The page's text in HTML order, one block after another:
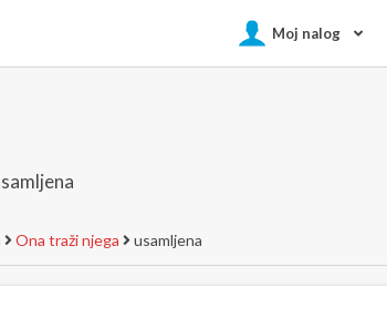
Moj nalog
Ona traži njega usamljena